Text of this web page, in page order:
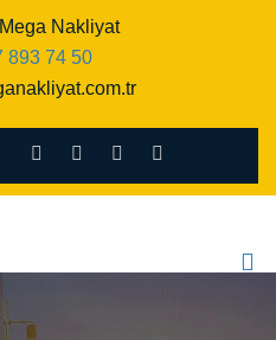
Nakliyat
893 74 50